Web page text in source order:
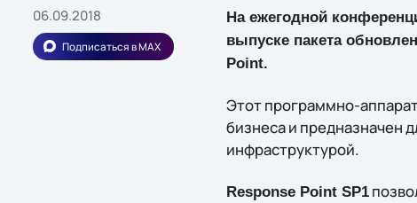
06.09.2018
Подписаться в MAX
На ежегодной
выпуске пакета
Point.
Этот программно-
бизнеса и предназначен
инфраструктурой.
Response Point SP1